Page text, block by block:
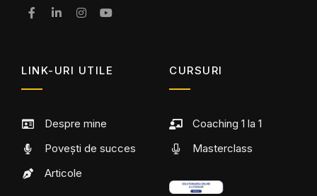
LINK-URI UTILE
Despre mine
Povești de succes
Articole
CURSURI
Coaching 1 la 1
Masterclass